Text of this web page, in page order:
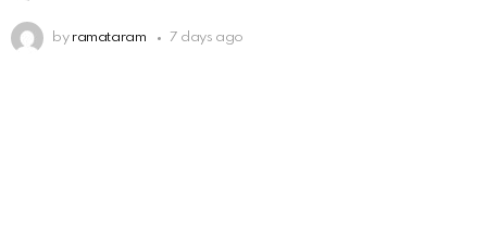
by ramataram 7 days ago